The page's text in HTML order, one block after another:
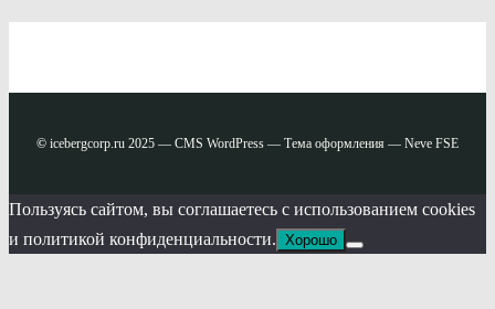
© icebergcorp.ru 2025 — CMS WordPress — Тема оформления — Neve FSE
Пользуясь сайтом, вы соглашаетесь с использованием cookies
и политикой конфиденциальности. Хорошо